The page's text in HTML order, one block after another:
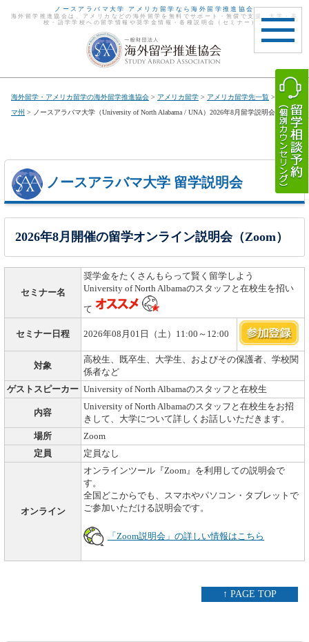
toggle
ノースアラバマ大学 アメリカ留学なら海外留学推進協会
海外留学推進協会は、アメリカなどの海外留学を無料でサポート・無償で支援。大学・高
校・語学学校への留学情報や奨学金情報・各種説明会（セミナー）。
海外留学・アメリカ留学の海外留学推進協会 > アメリカ留学 > アメリカ留学先一覧 >
アラバ
マ州 > ノースアラバマ大学（University of North Alabama / UNA）2026年8月留学説明会開催
ノースアラバマ大学 留学説明会
2026年8月開催の留学オンライン説明会（Zoom）
セミナー名
奨学金をたくさんもらって賢く留学しよう
University of North Albamaのスタッフと在校生を招い
て
セミナー日程 2026年08月01日（土）11:00～12:00
対象
高校生、既卒生、大学生、およびその保護者、学校関
係者など
ゲストスピーカー University of North Albamaのスタッフと在校生
内容
University of North Albamaのスタッフと在校生をお招
きして、大学について詳しくお話しいただきます。
場所
Zoom
定員
定員なし
オンライン
オンラインツール『Zoom』を利用しての説明会で
す。
全国どこからでも、スマホやパソコン・タブレットで
ご参加いただける説明会です。
「Zoom説明会」の詳しい情報はこちら
↑ PAGE TOP